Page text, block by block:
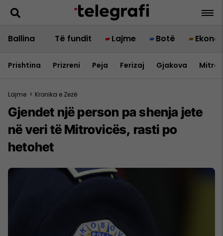
Ballina Të fundit Lajme Botë
Prishtina Prizreni Peja Ferizaj Gjakova
Lajme > Kronika e Zezë
Gjendet një person pa shenja jete
në veri të Mitrovicës, rasti po
hetohet